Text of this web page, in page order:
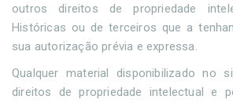
outros direitos de propriedade
Históricas ou de terceiros que a
sua autorização prévia e expressa.
Qualquer material disponibilizado no
direitos de propriedade intelectual e